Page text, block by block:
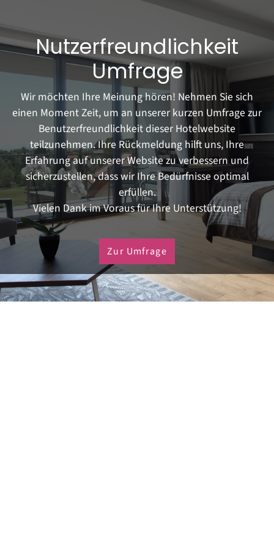
Nutzerfreundlichkeit
Umfrage
Wir möchten Ihre Meinung hören! Nehmen Sie sich
einen Moment Zeit, um an unserer kurzen Umfrage zur
Benutzerfreundlichkeit dieser Hotelwebsite
teilzunehmen. Ihre Rückmeldung hilft uns, Ihre
Erfahrung auf unserer Website zu verbessern und
sicherzustellen, dass wir Ihre Bedürfnisse optimal
erfüllen.
Vielen Dank im Voraus für Ihre Unterstützung!
Zur Umfrage